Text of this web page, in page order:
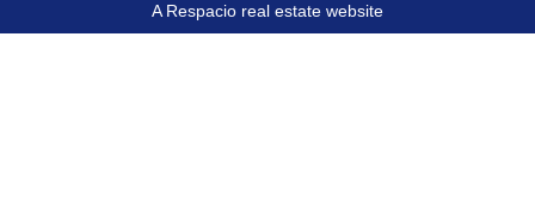
A Respacio real estate website